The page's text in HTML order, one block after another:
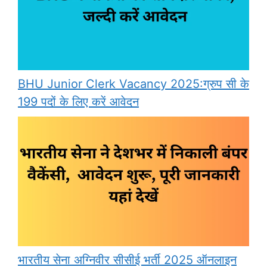
BHU Junior Clerk Vacancy 2025:ग्रुप सी के
199 पदों के लिए करें आवेदन
भारतीय सेना अग्निवीर सीसीई भर्ती 2025 ऑनलाइन